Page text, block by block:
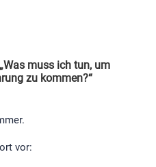
muss ich tun, um
zu kommen?“
vor: